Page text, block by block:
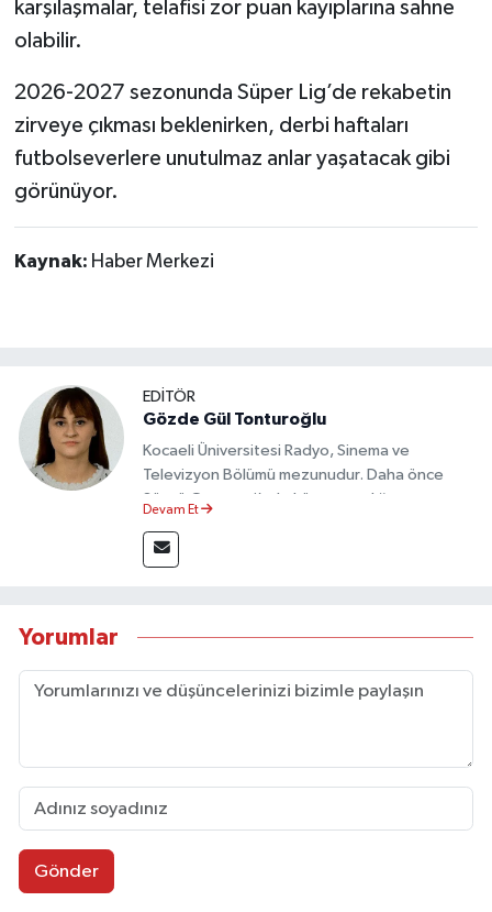
karşılaşmalar, telafisi zor puan kayıplarına sahne
olabilir.
2026-2027 sezonunda Süper Lig’de rekabetin
zirveye çıkması beklenirken, derbi haftaları
futbolseverlere unutulmaz anlar yaşatacak gibi
görünüyor.
Kaynak: Haber Merkezi
EDİTÖR
Gözde Gül Tonturoğlu
Kocaeli Üniversitesi Radyo, Sinema ve
Televizyon Bölümü mezunudur. Daha önce
Sözcü Gazetesi’nde köşe yazarlığı yapmış ve
Devam Et
Yorumlar
Gönder